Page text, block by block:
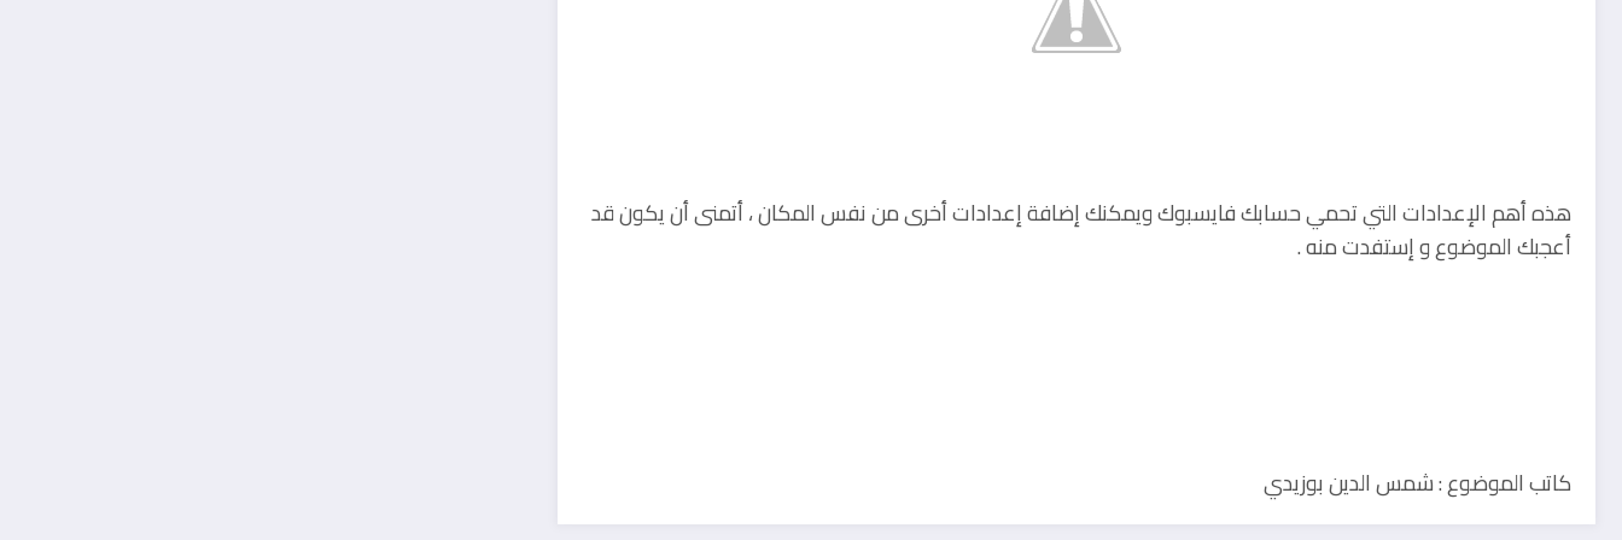
هذه أهم الإعدادات التي تحمي حسابك فايسبوك ويمكنك إضافة إعدادات أخرى من نفس المكان ، أتمنى أن يكون قد
أعجبك الموضوع و إستفدت منه .
كاتب الموضوع : شمس الدين بوزيدي